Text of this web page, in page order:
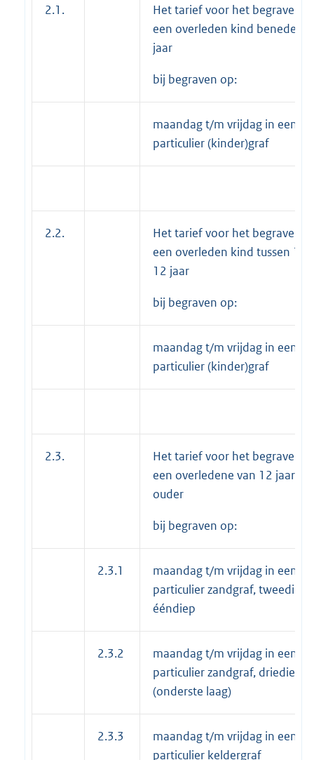
2.1.
Het tarief voor het begraven
een overleden kind beneden 1
jaar
bij begraven op:
maandag t/m vrijdag in een
particulier (kinder)graf
2.2.
Het tarief voor het begraven
een overleden kind tussen 1
12 jaar
bij begraven op:
maandag t/m vrijdag in een
particulier (kinder)graf
2.3.
Het tarief voor het begraven
een overledene van 12 jaar of
ouder
bij begraven op:
2.3.1
maandag t/m vrijdag in een
particulier zandgraf, tweediep
ééndiep
2.3.2
maandag t/m vrijdag in een
particulier zandgraf, driediep
(onderste laag)
2.3.3
maandag t/m vrijdag in een
particulier keldergraf